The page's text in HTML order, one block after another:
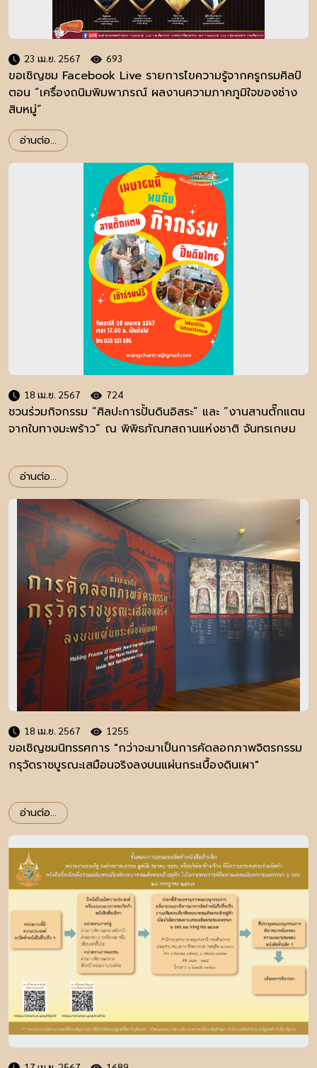
23 เม.ย. 2567 693
ขอเชิญชม Facebook Live รายการไขความรู้จากครูกรมศิลป์
ตอน “เครื่องถนิมพิมพาภรณ์ ผลงานความภาคภูมิใจของช่าง
สิบหมู่”
อ่านต่อ...
18 เม.ย. 2567 724
ชวนร่วมกิจกรรม “ศิลปะการปั้นดินอิสระ” และ ”งานสานตั๊กแตน
จากใบทางมะพร้าว” ณ พิพิธภัณฑสถานแห่งชาติ จันทรเกษม
อ่านต่อ...
18 เม.ย. 2567 1255
ขอเชิญชมนิทรรศการ "กว่าจะมาเป็นการคัดลอกภาพจิตรกรรม
กรุวัดราชบูรณะเสมือนจริงลงบนแผ่นกระเบื้องดินเผา"
อ่านต่อ...